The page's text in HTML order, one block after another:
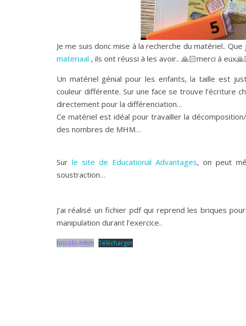
Je me suis donc mise à la recherche du matériel..
materiaal , ils ont réussi à les avoir.. 🙏🏻merci à
Un matériel génial pour les enfants, la taille est
couleur différente. Sur une face se trouve l’écriture
directement pour la différenciation…
Ce matériel est idéal pour travailler la
des nombres de MHM…
Sur le site de Educational Advantages, on peut
soustraction…
J’ai réalisé un fichier pdf qui reprend les briques
manipulation durant l’exercice..
bricolo-mhm Télécharger